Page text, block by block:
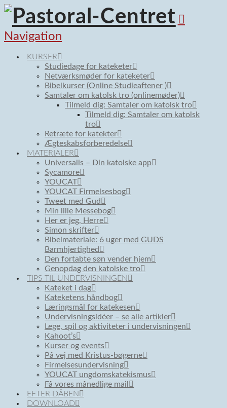
Navigation
KURSER
Studiedage for kateketer
Netværksmøder for kateketer
Bibelkurser (Online Studieaftener )
Samtaler om katolsk tro (onlinemøder)
Tilmeld dig: Samtaler om katolsk tro
Tilmeld dig: Samtaler om katolsk
tro
Retræte for katekter
Ægteskabsforberedelse
MATERIALER
Universalis – Din katolske app
Sycamore
YOUCAT
YOUCAT Firmelsesbog
Tweet med Gud
Min lille Messebog
Her er jeg, Herre
Simon skrifter
Bibelmateriale: 6 uger med GUDS
Barmhjertighed
Den fortabte søn vender hjem
Genopdag den katolske tro
TIPS TIL UNDERVISNINGEN
Kateket i dag
Kateketens håndbog
Læringsmål for katekesen
Undervisningsidéer – se alle artikler
Lege, spil og aktiviteter i undervisningen
Kahoot’s
Kurser og events
På vej med Kristus-bøgerne
Firmelsesundervisning
YOUCAT ungdomskatekismus
Få vores månedlige mail
EFTER DÅBEN
DOWNLOAD